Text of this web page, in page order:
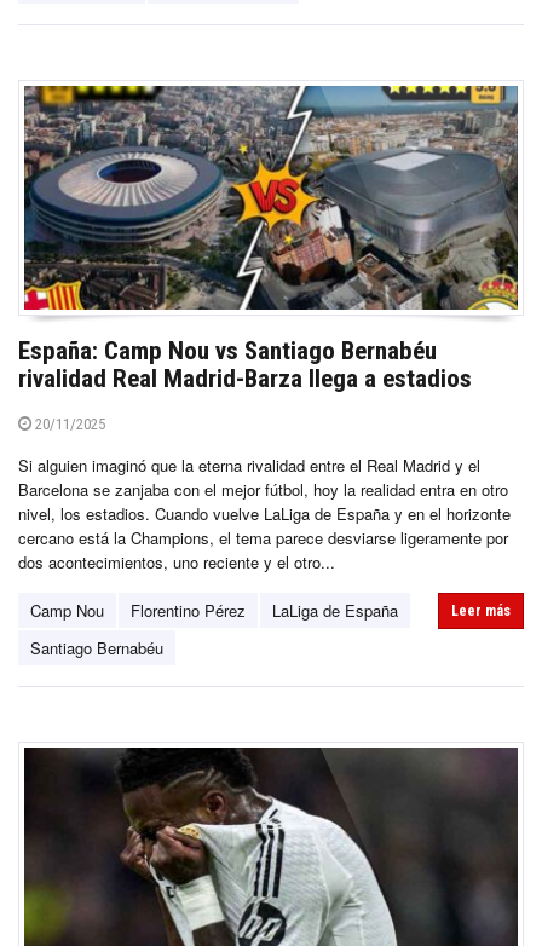
España: Camp Nou vs Santiago Bernabéu
rivalidad Real Madrid-Barza llega a estadios
20/11/2025
Si alguien imaginó que la eterna rivalidad entre el Real Madrid y el
Barcelona se zanjaba con el mejor fútbol, hoy la realidad entra en otro
nivel, los estadios. Cuando vuelve LaLiga de España y en el horizonte
cercano está la Champions, el tema parece desviarse ligeramente por
dos acontecimientos, uno reciente y el otro...
Camp Nou Florentino Pérez
LaLiga de España
Santiago Bernabéu
Leer más